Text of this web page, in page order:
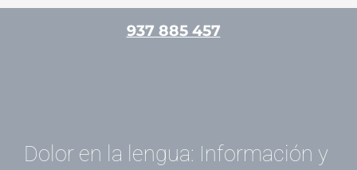
937 885 457
/ PorMariona Gamell
Dolor en la lengua: Información y